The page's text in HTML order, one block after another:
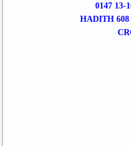
0147 13-
HADITH